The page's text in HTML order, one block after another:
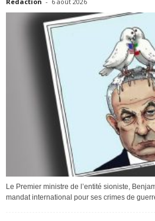
Le Premier ministre de l’entité sioniste,
mandat international pour ses crimes de